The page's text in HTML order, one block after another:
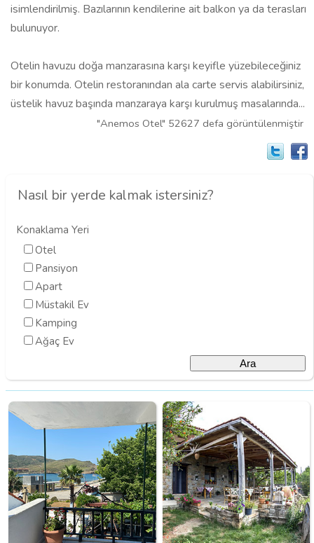
isimlendirilmiş. Bazılarının kendilerine ait balkon ya da terasları
bulunuyor.
Otelin havuzu doğa manzarasına karşı keyifle yüzebileceğiniz
bir konumda. Otelin restoranından ala carte servis alabilirsiniz,
üstelik havuz başında manzaraya karşı kurulmuş masalarında...
"Anemos Otel" 52627 defa görüntülenmiştir
Nasıl bir yerde kalmak istersiniz?
Konaklama Yeri
Otel
Pansiyon
Apart
Müstakil Ev
Kamping
Ağaç Ev